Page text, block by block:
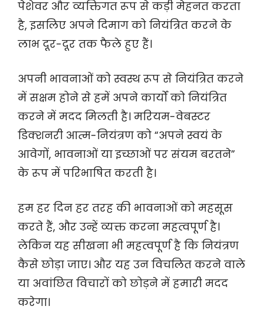
पेशेवर और व्यक्तिगत रूप से कड़ी मेहनत करता
है, इसलिए अपने दिमाग को नियंत्रित करने के
लाभ दूर-दूर तक फैले हुए हैं।
अपनी भावनाओं को स्वस्थ रूप से नियंत्रित करने
में सक्षम होने से हमें अपने कार्यों को नियंत्रित
करने में मदद मिलती है। मरियम-वेबस्टर
डिक्शनरी आत्म-नियंत्रण को “अपने स्वयं के
आवेगों, भावनाओं या इच्छाओं पर संयम बरतने”
के रूप में परिभाषित करती है।
हम हर दिन हर तरह की भावनाओं को महसूस
करते हैं, और उन्हें व्यक्त करना महत्वपूर्ण है।
लेकिन यह सीखना भी महत्वपूर्ण है कि नियंत्रण
कैसे छोड़ा जाए। और यह उन विचलित करने वाले
या अवांछित विचारों को छोड़ने में हमारी मदद
करेगा।